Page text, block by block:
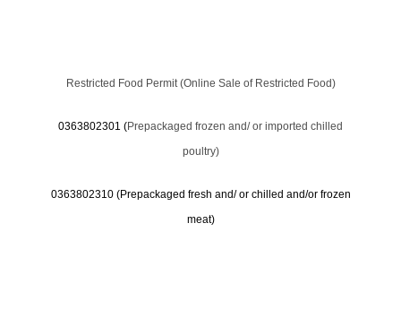
Restricted Food Permit (Online Sale of Restricted Food)
0363802301 (Prepackaged frozen and/ or imported chilled
poultry)
0363802310 (Prepackaged fresh and/ or chilled and/or frozen
meat)